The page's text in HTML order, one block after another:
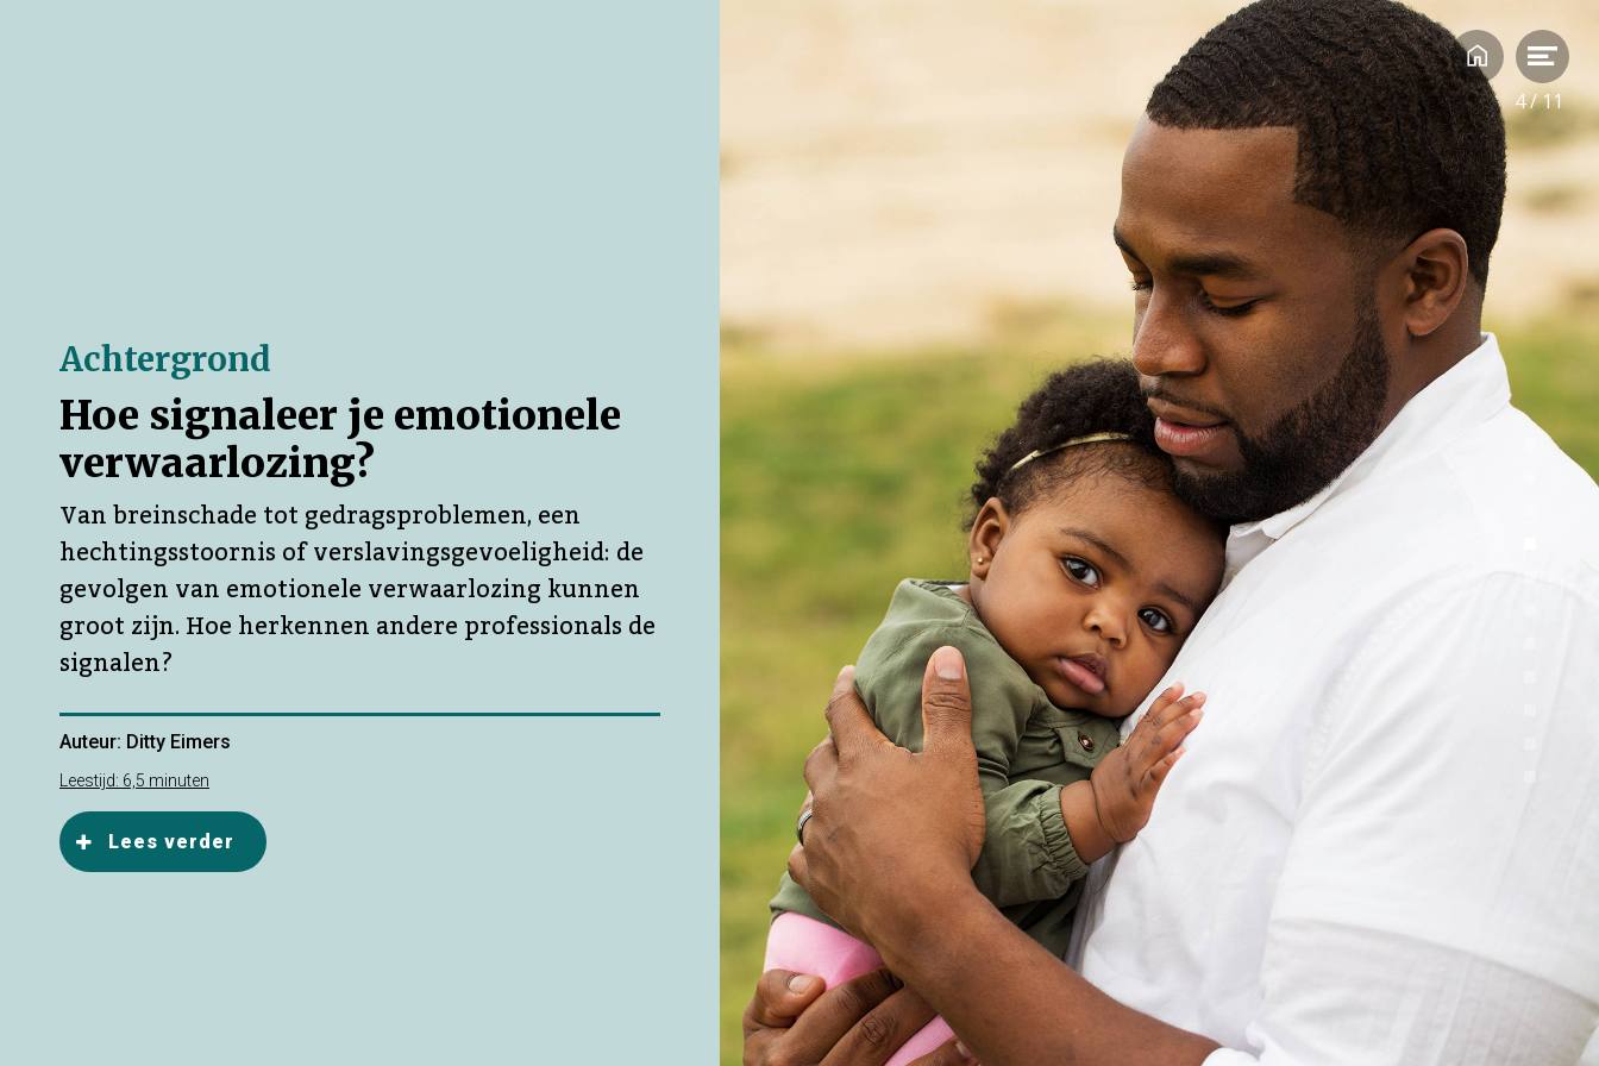
moeilijke jeugd aardig te boven te komen. Hopelijk leven ze
Achtergrond
Hoe signaleer je emotionele
verwaarlozing?
Van breinschade tot gedragsproblemen, een
hechtingsstoornis of verslavingsgevoeligheid: de
gevolgen van emotionele verwaarlozing kunnen
groot zijn. Hoe herkennen andere professionals de
signalen?
Auteur: Ditty Eimers
Leestijd: 6,5 minuten
 Lees verder
4/11